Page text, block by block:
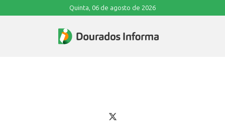
Quinta, 06 de agosto de 2026